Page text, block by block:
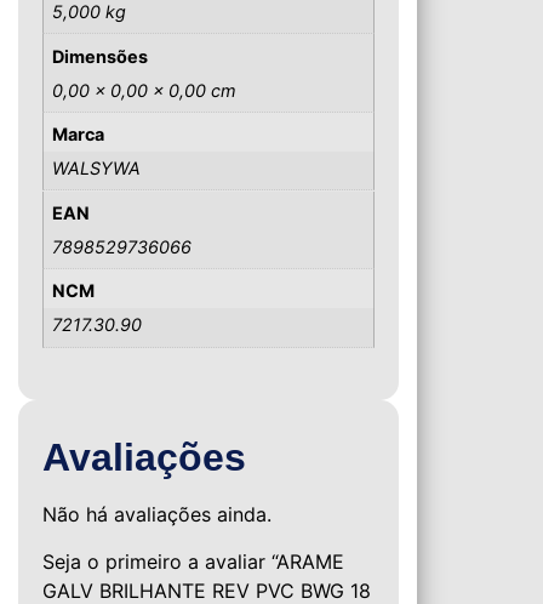
5,000 kg
Dimensões
0,00 × 0,00 × 0,00 cm
Marca
WALSYWA
EAN
7898529736066
NCM
7217.30.90
Avaliações
Não há avaliações ainda.
Seja o primeiro a avaliar “ARAME
GALV BRILHANTE REV PVC BWG 18